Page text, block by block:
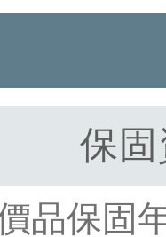
保
品保固